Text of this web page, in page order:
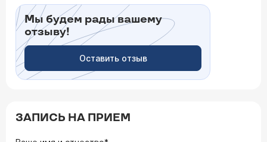
Мы будем рады вашему
отзыву!
Оставить отзыв
ЗАПИСЬ НА ПРИЕМ